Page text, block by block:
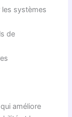
les systèmes
de
améliore